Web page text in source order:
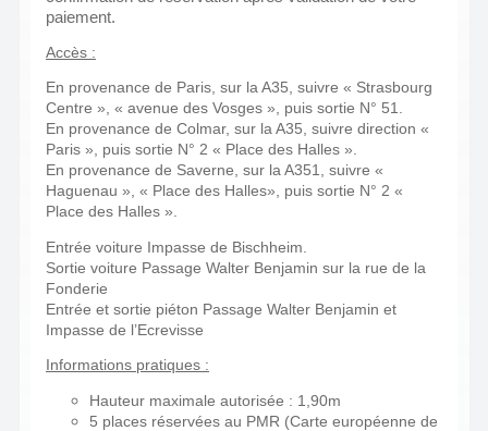
paiement.
Accès :
En provenance de Paris, sur la A35, suivre « Strasbourg
Centre », « avenue des Vosges », puis sortie N° 51.
En provenance de Colmar, sur la A35, suivre direction «
Paris », puis sortie N° 2 « Place des Halles ».
En provenance de Saverne, sur la A351, suivre «
Haguenau », « Place des Halles», puis sortie N° 2 «
Place des Halles ».
Entrée voiture Impasse de Bischheim.
Sortie voiture Passage Walter Benjamin sur la rue de la
Fonderie
Entrée et sortie piéton Passage Walter Benjamin et
Impasse de l’Ecrevisse
Informations pratiques :
Hauteur maximale autorisée : 1,90m
5 places réservées au PMR (Carte européenne de